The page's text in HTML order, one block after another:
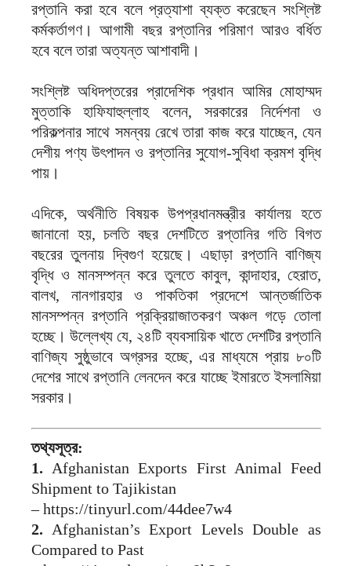
রপ্তানি করা হবে বলে প্রত্যাশা ব্যক্ত করেছেন সংশ্লিষ্ট
কর্মকর্তাগণ। আগামী বছর রপ্তানির পরিমাণ আরও বর্ধিত
হবে বলে তারা অত্যন্ত আশাবাদী।
সংশ্লিষ্ট অধিদপ্তরের প্রাদেশিক প্রধান আমির মোহাম্মদ
মুত্তাকি হাফিযাহুল্লাহ বলেন, সরকারের নির্দেশনা ও
পরিকল্পনার সাথে সমন্বয় রেখে তারা কাজ করে যাচ্ছেন, যেন
দেশীয় পণ্য উৎপাদন ও রপ্তানির সুযোগ-সুবিধা ক্রমশ বৃদ্ধি
পায়।
এদিকে, অর্থনীতি বিষয়ক উপপ্রধানমন্ত্রীর কার্যালয় হতে
জানানো হয়, চলতি বছর দেশটিতে রপ্তানির গতি বিগত
বছরের তুলনায় দ্বিগুণ হয়েছে। এছাড়া রপ্তানি বাণিজ্য
বৃদ্ধি ও মানসম্পন্ন করে তুলতে কাবুল, কান্দাহার, হেরাত,
বালখ, নানগারহার ও পাকতিকা প্রদেশে আন্তর্জাতিক
মানসম্পন্ন রপ্তানি প্রক্রিয়াজাতকরণ অঞ্চল গড়ে তোলা
হচ্ছে। উল্লেখ্য যে, ২৪টি ব্যবসায়িক খাতে দেশটির রপ্তানি
বাণিজ্য সুষ্ঠুভাবে অগ্রসর হচ্ছে, এর মাধ্যমে প্রায় ৮০টি
দেশের সাথে রপ্তানি লেনদেন করে যাচ্ছে ইমারতে ইসলামিয়া
সরকার।
তথ্যসূত্র:
1. Afghanistan Exports First Animal Feed
Shipment to Tajikistan
– https://tinyurl.com/44dee7w4
2. Afghanistan’s Export Levels Double as
Compared to Past